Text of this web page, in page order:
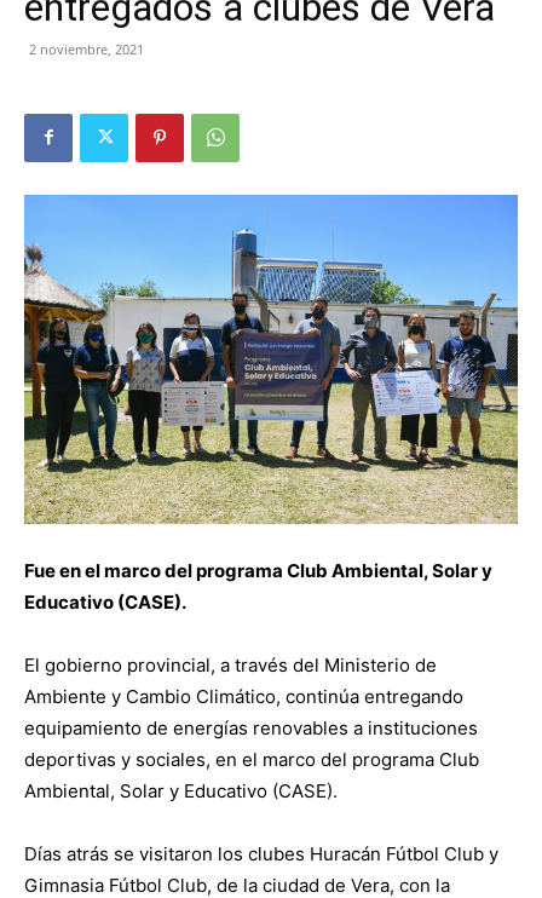
2 noviembre, 2021
Fue en el marco del programa Club Ambiental, Solar y
Educativo (CASE).
El gobierno provincial, a través del Ministerio de
Ambiente y Cambio Climático, continúa entregando
equipamiento de energías renovables a instituciones
deportivas y sociales, en el marco del programa Club
Ambiental, Solar y Educativo (CASE).
Días atrás se visitaron los clubes Huracán Fútbol Club y
Gimnasia Fútbol Club, de la ciudad de Vera, con la